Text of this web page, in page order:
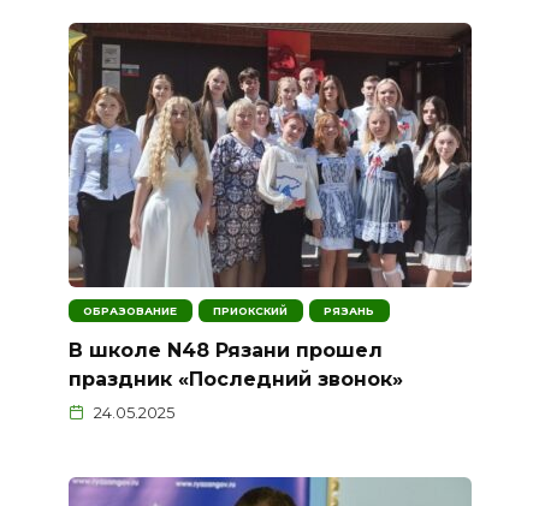
ОБРАЗОВАНИЕ ПРИОКСКИЙ РЯЗАНЬ
В школе N48 Рязани прошел
праздник «Последний звонок»
24.05.2025